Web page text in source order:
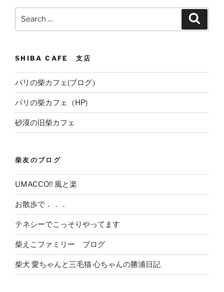
SHIBA CAFE 支店
パリの柴カフェ(ブログ）
パリの柴カフェ（HP)
砂漠の旧柴カフェ
柴友のブログ
UMACCO!! 風と楽
お散歩で．．．
テネシーでこっそりやってます
柴えこファミリー ブログ
柴犬 愛ちゃんと三毛猫 心ちゃんの勝浦日記